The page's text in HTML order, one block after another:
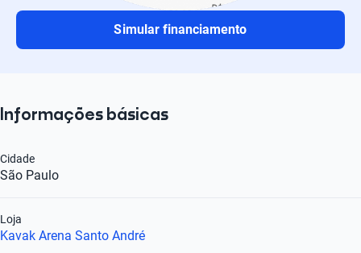
Simular financiamento
Informações básicas
São Paulo
Cidade
Kavak Arena Santo André
Loja